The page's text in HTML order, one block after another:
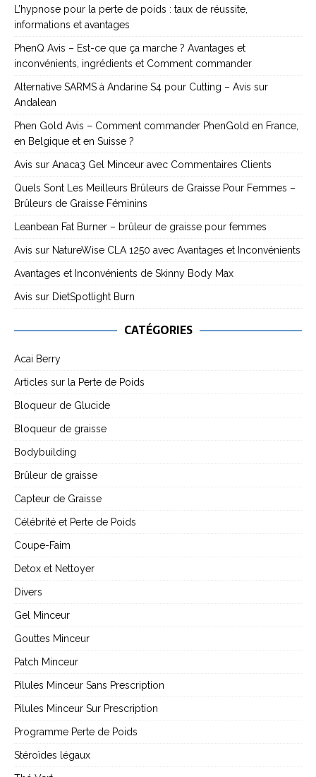
L’hypnose pour la perte de poids : taux de réussite,
informations et avantages
PhenQ Avis – Est-ce que ça marche ? Avantages et
inconvénients, ingrédients et Comment commander
Alternative SARMS à Andarine S4 pour Cutting – Avis sur
Andalean
Phen Gold Avis – Comment commander PhenGold en France,
en Belgique et en Suisse ?
Avis sur Anaca3 Gel Minceur avec Commentaires Clients
Quels Sont Les Meilleurs Brûleurs de Graisse Pour Femmes –
Brûleurs de Graisse Féminins
Leanbean Fat Burner – brûleur de graisse pour femmes
Avis sur NatureWise CLA 1250 avec Avantages et Inconvénients
Avantages et Inconvénients de Skinny Body Max
Avis sur DietSpotlight Burn
CATÉGORIES
Acai Berry
Articles sur la Perte de Poids
Bloqueur de Glucide
Bloqueur de graisse
Bodybuilding
Brûleur de graisse
Capteur de Graisse
Célébrité et Perte de Poids
Coupe-Faim
Detox et Nettoyer
Divers
Gel Minceur
Gouttes Minceur
Patch Minceur
Pilules Minceur Sans Prescription
Pilules Minceur Sur Prescription
Programme Perte de Poids
Stéroïdes légaux